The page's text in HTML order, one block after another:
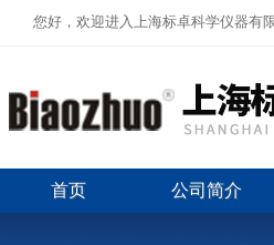
您好，欢迎进入上海标卓科学仪器有
首页 公司简介